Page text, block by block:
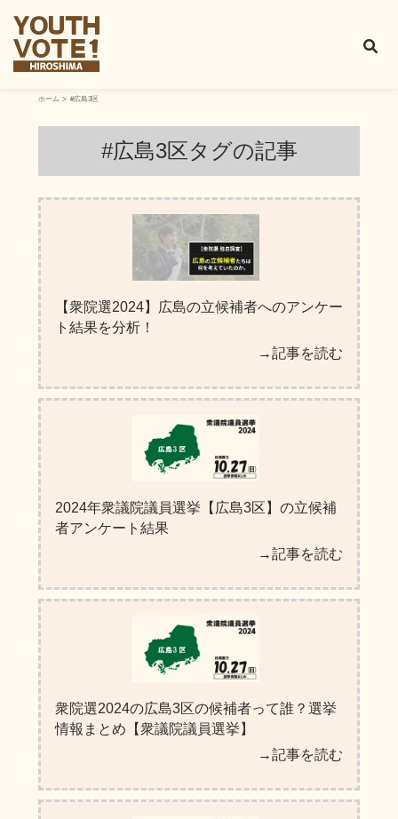
ホーム #広島3区
#広島3区タグの記事
【衆院選2024】広島の立候補者へのアンケー
ト結果を分析！
→記事を読む
2024年衆議院議員選挙【広島3区】の立候補
者アンケート結果
→記事を読む
衆院選2024の広島3区の候補者って誰？選挙
情報まとめ【衆議院議員選挙】
→記事を読む